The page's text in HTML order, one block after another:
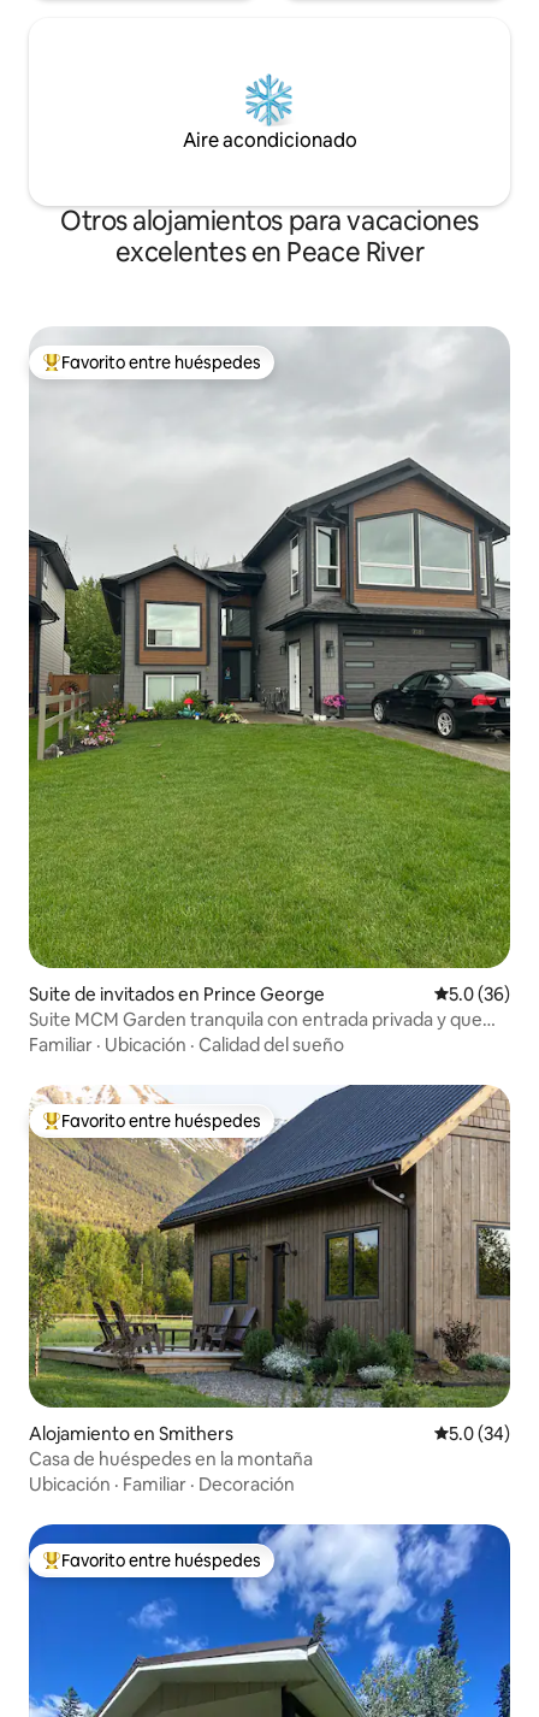
Aire acondicionado
Otros alojamientos para vacaciones
excelentes en Peace River
Favorito entre huéspedes preferido
Favorito entre huéspedes
Suite de invitados en Prince George Calificación
5.0 (36)
Suite MCM Garden tranquila con entrada privada y que
admite mascotas
Familiar · Ubicación · Calidad del sueño
Favorito entre huéspedes preferido
Favorito entre huéspedes
Alojamiento en Smithers Calificación
5.0 (34)
Casa de huéspedes en la montaña
Ubicación · Familiar · Decoración
Favorito entre huéspedes preferido
Favorito entre huéspedes